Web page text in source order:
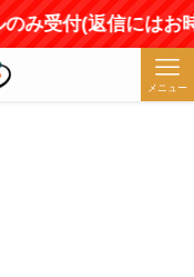
受付(返信にはお時
メニュー